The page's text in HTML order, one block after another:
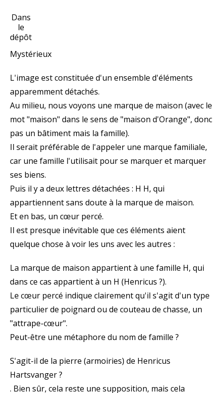
Dans
le
dépôt
Mystérieux
L'image est constituée d'un ensemble d'éléments
apparemment détachés.
Au milieu, nous voyons une marque de maison (avec le
mot "maison" dans le sens de "maison d'Orange", donc
pas un bâtiment mais la famille).
Il serait préférable de l'appeler une marque familiale,
car une famille l'utilisait pour se marquer et marquer
ses biens.
Puis il y a deux lettres détachées : H H, qui
appartiennent sans doute à la marque de maison.
Et en bas, un cœur percé.
Il est presque inévitable que ces éléments aient
quelque chose à voir les uns avec les autres :
La marque de maison appartient à une famille H, qui
dans ce cas appartient à un H (Henricus ?).
Le cœur percé indique clairement qu'il s'agit d'un type
particulier de poignard ou de couteau de chasse, un
"attrape-cœur".
Peut-être une métaphore du nom de famille ?
S'agit-il de la pierre (armoiries) de Henricus
Hartsvanger ?
. Bien sûr, cela reste une supposition, mais cela